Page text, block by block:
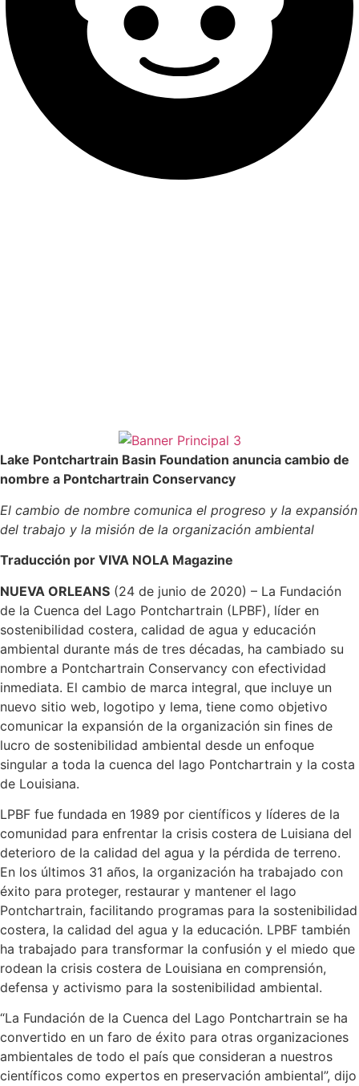
Lake Pontchartrain Basin Foundation anuncia cambio de
nombre a Pontchartrain Conservancy
El cambio de nombre comunica el progreso y la expansión
del trabajo y la misión de la organización ambiental
Traducción por VIVA NOLA Magazine
NUEVA ORLEANS (24 de junio de 2020) – La Fundación
de la Cuenca del Lago Pontchartrain (LPBF), líder en
sostenibilidad costera, calidad de agua y educación
ambiental durante más de tres décadas, ha cambiado su
nombre a Pontchartrain Conservancy con efectividad
inmediata. El cambio de marca integral, que incluye un
nuevo sitio web, logotipo y lema, tiene como objetivo
comunicar la expansión de la organización sin fines de
lucro de sostenibilidad ambiental desde un enfoque
singular a toda la cuenca del lago Pontchartrain y la costa
de Louisiana.
LPBF fue fundada en 1989 por científicos y líderes de la
comunidad para enfrentar la crisis costera de Luisiana del
deterioro de la calidad del agua y la pérdida de terreno.
En los últimos 31 años, la organización ha trabajado con
éxito para proteger, restaurar y mantener el lago
Pontchartrain, facilitando programas para la sostenibilidad
costera, la calidad del agua y la educación. LPBF también
ha trabajado para transformar la confusión y el miedo que
rodean la crisis costera de Louisiana en comprensión,
defensa y activismo para la sostenibilidad ambiental.
“La Fundación de la Cuenca del Lago Pontchartrain se ha
convertido en un faro de éxito para otras organizaciones
ambientales de todo el país que consideran a nuestros
científicos como expertos en preservación ambiental”, dijo